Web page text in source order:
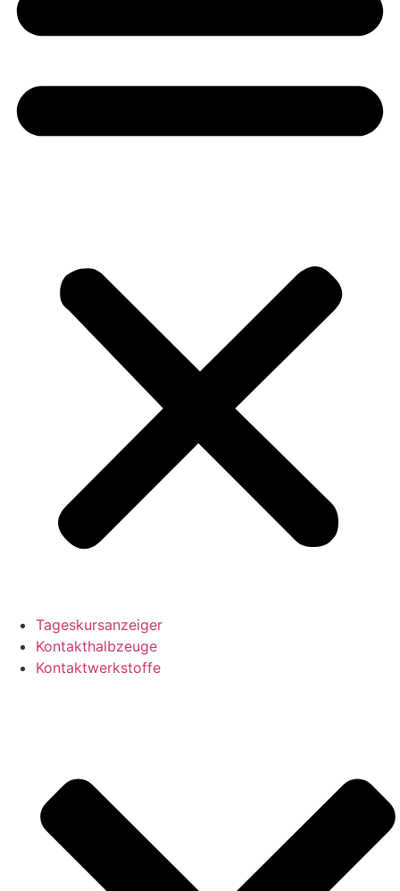
Tageskursanzeiger
Kontakthalbzeuge
Kontaktwerkstoffe